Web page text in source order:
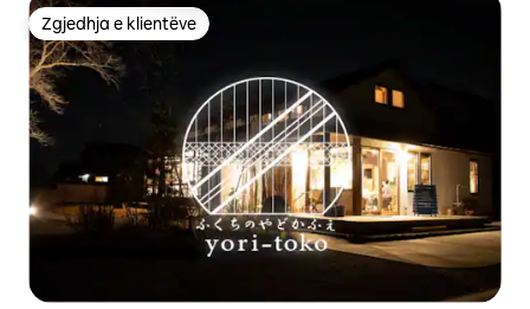
Zgjedhja e klientëve
Zgjedhja e klientëve